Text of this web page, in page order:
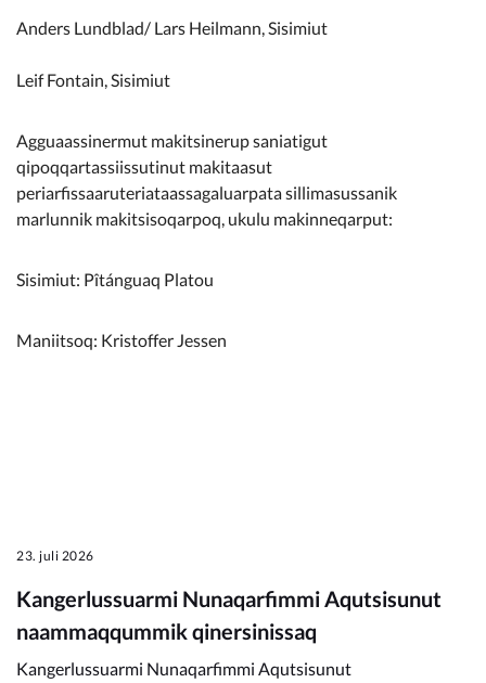
Anders Lundblad/ Lars Heilmann, Sisimiut
Leif Fontain, Sisimiut
Agguaassinermut makitsinerup saniatigut
qipoqqartassiissutinut makitaasut
periarfissaaruteriataassagaluarpata sillimasussanik
marlunnik makitsisoqarpoq, ukulu makinneqarput:
Sisimiut: Pîtánguaq Platou
Maniitsoq: Kristoffer Jessen
23. juli 2026
Kangerlussuarmi Nunaqarfimmi Aqutsisunut
naammaqqummik qinersinissaq
Kangerlussuarmi Nunaqarfimmi Aqutsisunut